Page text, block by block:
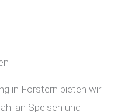
in Forstern bieten wir
an Speisen und